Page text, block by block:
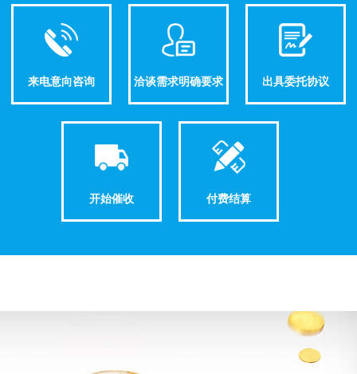
来电意向咨询 洽谈需求明确要求 出具委托协议
开始催收 付费结算